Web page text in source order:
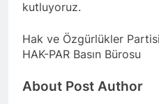
12 Ay
kutluyoruz.
Hak ve Özgürlükler Partisi
HAK-PAR Basın Bürosu
About Post Author